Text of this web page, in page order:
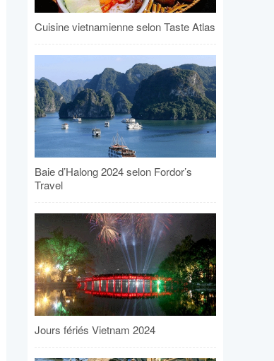
Cuisine vietnamienne selon Taste Atlas
Baie d’Halong 2024 selon Fordor’s
Travel
Jours fériés Vietnam 2024